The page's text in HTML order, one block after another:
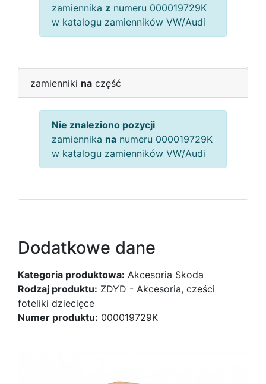
zamiennika z numeru 000019729K
w katalogu zamienników VW/Audi
zamienniki na część
Nie znaleziono pozycji
zamiennika na numeru 000019729K
w katalogu zamienników VW/Audi
Dodatkowe dane
Kategoria produktowa: Akcesoria Skoda
Rodzaj produktu: ZDYD - Akcesoria, cześci
foteliki dziecięce
Numer produktu: 000019729K